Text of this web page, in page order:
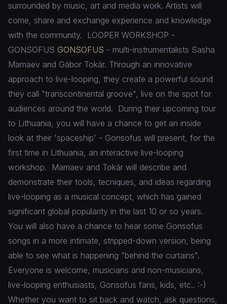
surrounded by music, art and media work. Artists will
come, share and exchange experience and knowledge
with the community.
LOOPER WORKSHOP -
GONSOFUS GONSOFUS - multi-instrumentalists Sasha
Mamaev and Gábor Tokár. Through an innovative
approach to live-looping, they create a powerful sound
they call "transcontinental groove", live on the spot for
audiences around the world.
During their upcoming tour
to Lithuania, you will have a chance to get an inside
look at their 'spaceship' - Gonsofus will present, for the
first time in Lithuania, an interactive live-looping
workshop.
Mamaev and Tokár will describe and
demonstrate their tools, tecniques, and ideas regarding
live-looping as a musical concept, which has gained
significant global popularity in the last 10 or so years.
You will also have a chance to hear some Gonsofus
songs in a more intimate, stripped-down version, being
able to see what is happening "behind the curtains".
Everyone is welcome, musicians and non-musicians,
live-looping enthusiasts, Gonsofus fans, kids, etc.. :-)
Whether you want to sit back and watch, ask questions,